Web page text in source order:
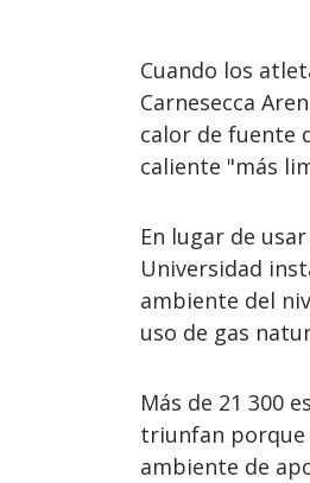
Cuando los
Carnesecca
calor de fuente
caliente "más
En lugar de
Universidad
ambiente del
uso de gas
Más de 21 300
triunfan porque
ambiente de